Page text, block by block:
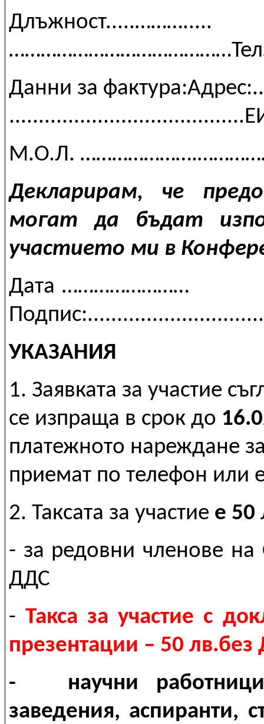
Данни за
М.О.Л.
Декларирам, че
могат да бъдат
участието ми в
Дата
УКАЗАНИЯ
1. Заявката за участие
се изпраща в срок до 16
платежното нареждане
приемат по телефон или
2. Таксата за участие е 50
- за редовни членове на
ДДС
- Такса за участие с
презентации – 50 лв.без
- научни работници,
заведения, аспиранти,